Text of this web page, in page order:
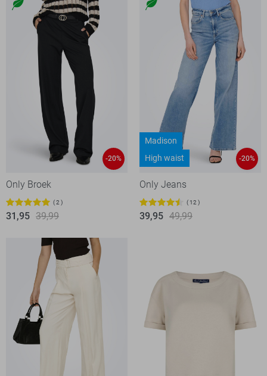
-20%
Only Broek
2
31,95 39,99
Madison
High waist
-20%
Only Jeans
12
39,95 49,99